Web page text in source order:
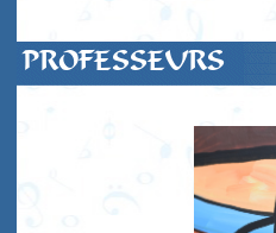
PROFESSEURS